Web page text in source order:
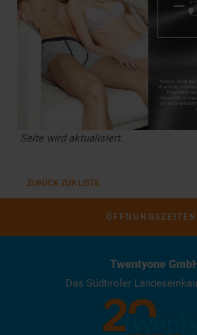
Seite wird aktualisiert.
ZURÜCK ZUR LISTE
ÖFFNUNGSZEITEN
Twentyone
Das Südtiroler